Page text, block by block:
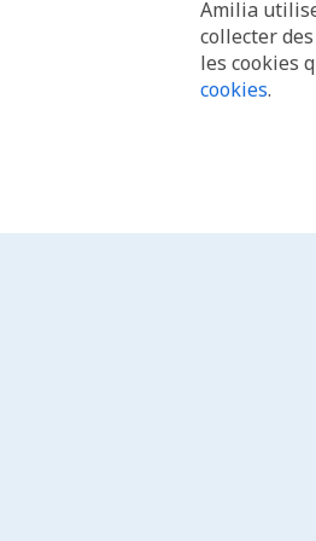
Amilia
collecter
les cookies
cookies.